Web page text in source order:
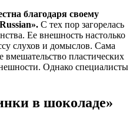
благодаря своему
С тех пор загорелась
Ее внешность настолько
слухов и домыслов. Сама
вмешательство пластических
Однако специалисты
в шоколаде»